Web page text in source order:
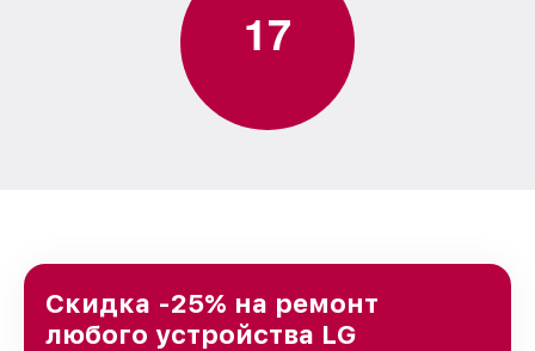
17
Скидка -25% на ремонт
любого устройства LG